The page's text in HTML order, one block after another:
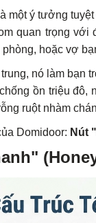
một ý tưởng
quan trọng
hoặc vợ
nó làm bạn
ồn triệu
ruột nhàm
Domidoor: Nút